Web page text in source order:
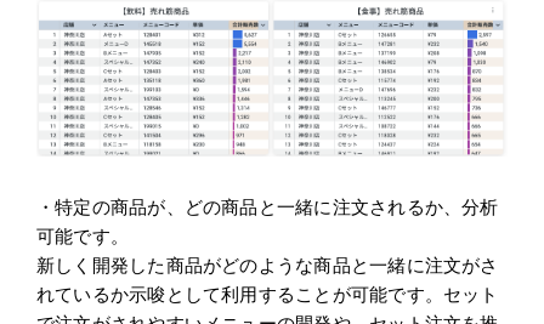
・特定の商品が、どの商品と一緒に注文されるか、分析
可能です。
新しく開発した商品がどのような商品と一緒に注文がさ
れているか示唆として利用することが可能です。セット